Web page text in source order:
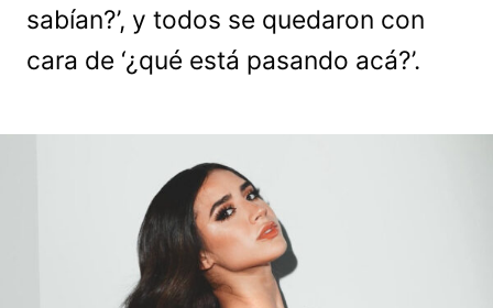
sabían?’, y todos se quedaron con
cara de ‘¿qué está pasando acá?’.